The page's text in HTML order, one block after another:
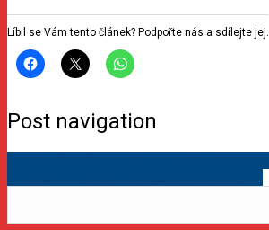
Líbil se Vám tento článek? Podpořte nás a sdílejte jej.
Post navigation